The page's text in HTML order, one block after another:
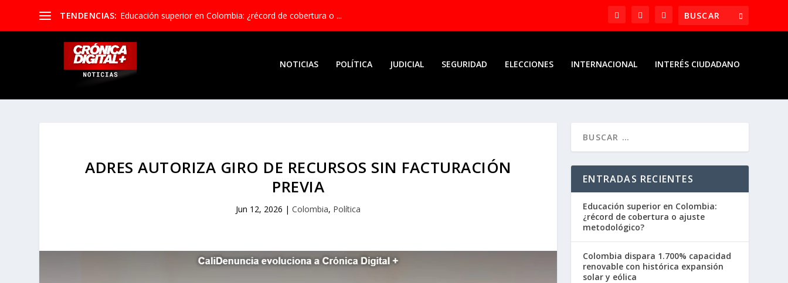
TENDENCIAS: Educación superior en Colombia: ¿récord de cobertura o ...
NOTICIAS POLÍTICA JUDICIAL SEGURIDAD ELECCIONES INTERNACIONAL INTERÉS CIUDADANO
ADRES AUTORIZA GIRO DE RECURSOS SIN FACTURACIÓN
PREVIA
Jun 12, 2026 |Colombia, Política
ENTRADAS RECIENTES
Educación superior en Colombia:
¿récord de cobertura o ajuste
metodológico?
Colombia dispara 1.700% capacidad
renovable con histórica expansión
solar y eólica